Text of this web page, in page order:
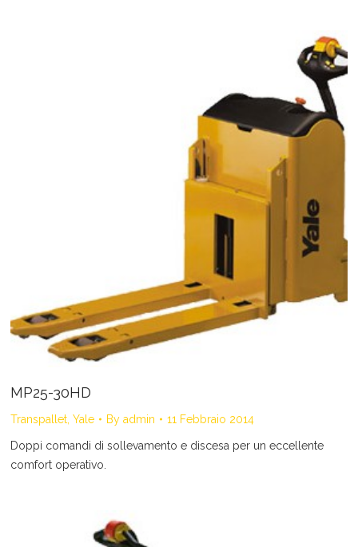
MP25-30HD
Transpallet, Yale By admin 11 Febbraio 2014
Doppi comandi di sollevamento e discesa per un eccellente
comfort operativo.